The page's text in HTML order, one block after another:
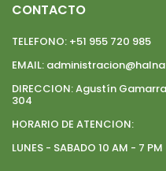
CONTACTO
TELEFONO: +51 955 720 985
EMAIL:
DIRECCION:Agustín
304
HORARIO DE ATENCION:
LUNES - SABADO 10 AM - 7 PM